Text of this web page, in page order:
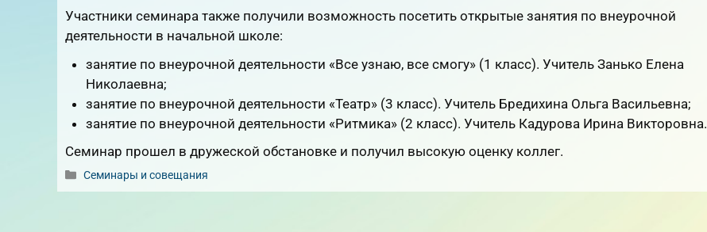
Участники семинара также получили возможность посетить открытые занятия по внеурочной
деятельности в начальной школе:
занятие по внеурочной деятельности «Все узнаю, все смогу» (1 класс). Учитель Занько Елена
Николаевна;
занятие по внеурочной деятельности «Театр» (3 класс). Учитель Бредихина Ольга Васильевна;
занятие по внеурочной деятельности «Ритмика» (2 класс). Учитель Кадурова Ирина Викторовна.
Семинар прошел в дружеской обстановке и получил высокую оценку коллег.
Рубрики
Семинары и совещания